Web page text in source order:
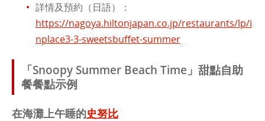
詳情及預約（日語）：
https://nagoya.hiltonjapan.co.jp/restaurants/lp/i
nplace3-3-sweetsbuffet-summer
「Snoopy Summer Beach Time」甜點自助
餐餐點示例
在海灘上午睡的史努比